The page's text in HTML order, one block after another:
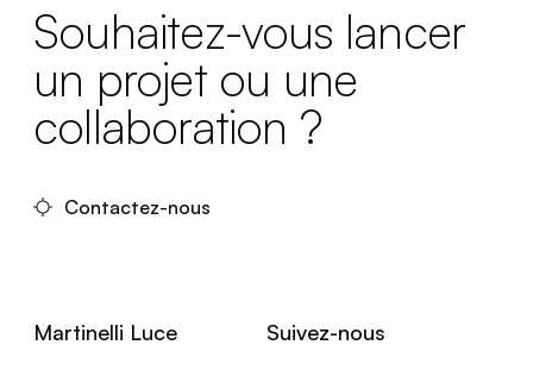
Souhaitez-vous lancer
un projet ou une
collaboration ?
Contactez-nous
Martinelli Luce Suivez-nous